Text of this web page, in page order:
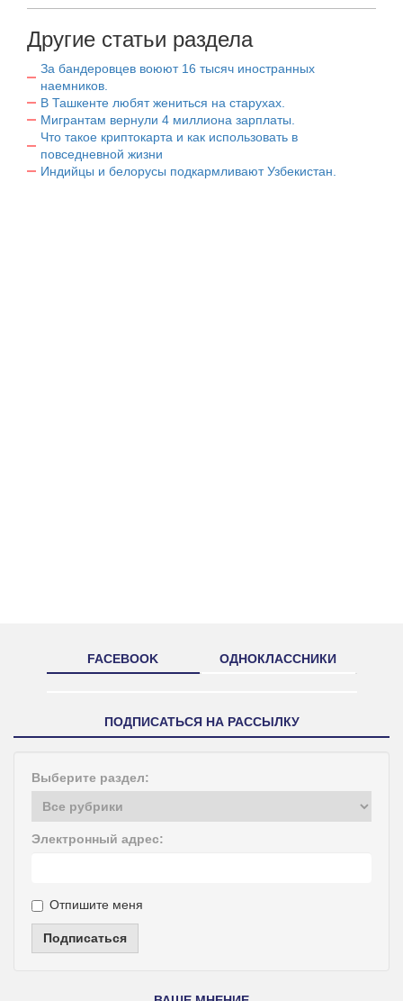
Другие статьи раздела
За бандеровцев воюют 16 тысяч иностранных
наемников.
В Ташкенте любят жениться на старухах.
Мигрантам вернули 4 миллиона зарплаты.
Что такое криптокарта и как использовать в
повседневной жизни
Индийцы и белорусы подкармливают Узбекистан.
FACEBOOK ОДНОКЛАССНИКИ
ПОДПИСАТЬСЯ НА РАССЫЛКУ
Выберите раздел:
Электронный адрес:
Отпишите меня
Подписаться